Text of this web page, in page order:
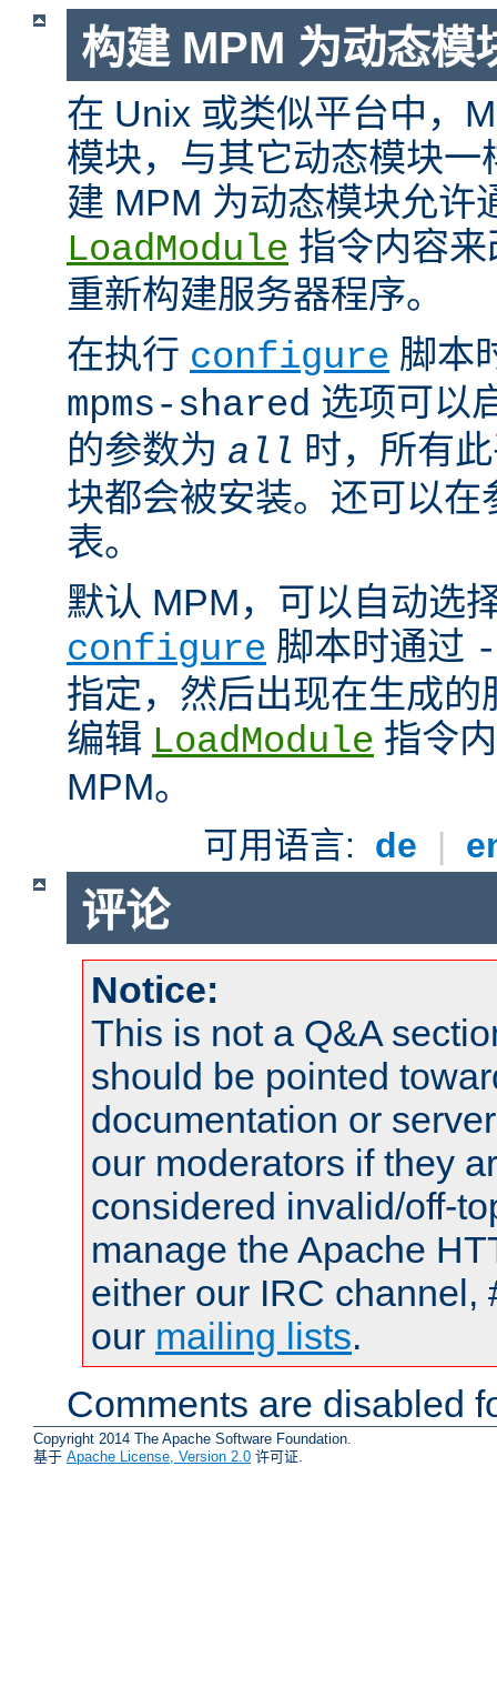
构建 MPM 为动态模
在 Unix 或类似平台中，
模块，与其它动态模块
建 MPM 为动态模块允许
LoadModule 指令内容
重新构建服务器程序。
在执行 configure 脚本
mpms-shared 选项可以
的参数为 all 时，所有
块都会被安装。还可以在
表。
默认 MPM，可以自动选
configure 脚本时通过
指定，然后出现在生成
编辑 LoadModule 指令
MPM。
可用语言: de |
评论
Notice:
This is not a Q&A
should be pointed
documentation or
our moderators if they
considered invalid/off-
manage the Apache
either our IRC channel,
our mailing lists.
Comments are disabled
Copyright 2014 The Apache Software Foundation.
基于 Apache License, Version 2.0 许可证.